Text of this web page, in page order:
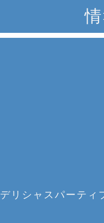
デリシャスパーティ